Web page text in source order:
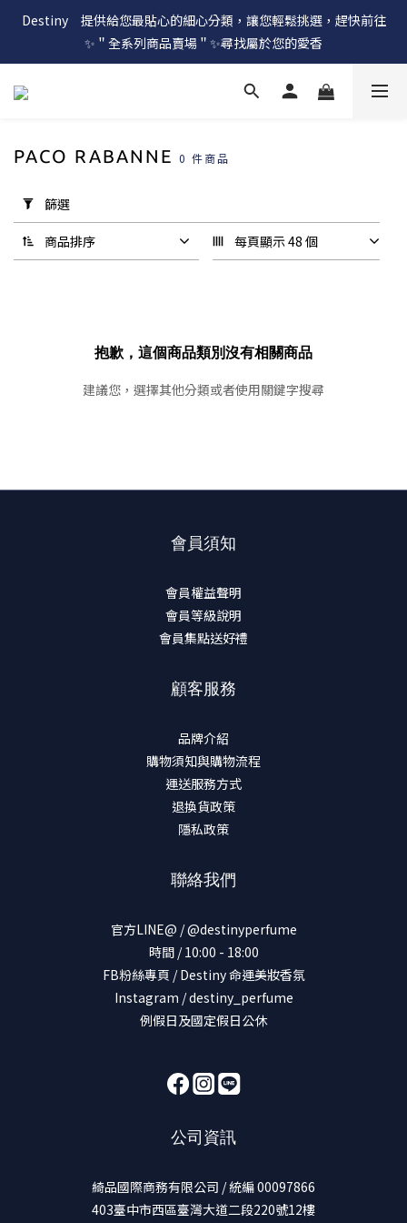
Destiny　提供給您最貼心的細心分類，讓您輕鬆挑選，趕快前往
✨＂全系列商品賣場＂✨尋找屬於您的愛香
用
篩
選
(0/20)
PACO RABANNE 0 件商品
篩選
商品排序 每頁顯示 48 個
抱歉，這個商品類別沒有相關商品
建議您，選擇其他分類或者使用關鍵字搜尋
會員須知
會員權益聲明
會員等級說明
會員集點送好禮
顧客服務
品牌介紹
購物須知與購物流程
運送服務方式
退換貨政策
隱私政策
聯絡我們
官方LINE@ / @destinyperfume
時間 / 10:00 - 18:00
FB粉絲專頁 / Destiny 命運美妝香氛
Instagram / destiny_perfume
例假日及國定假日公休
公司資訊
綺品國際商務有限公司 / 統編 00097866
403臺中市西區臺灣大道二段220號12樓